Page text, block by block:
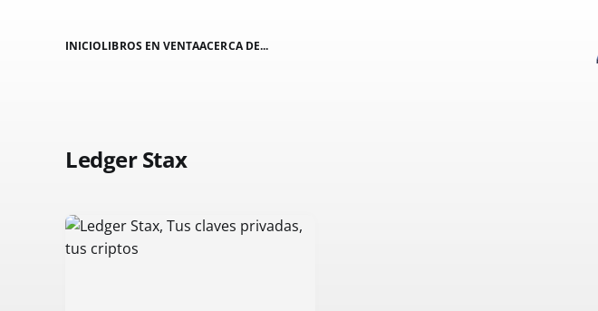
INICIOLIBROS EN VENTAACERCA DE...
Ledger Stax